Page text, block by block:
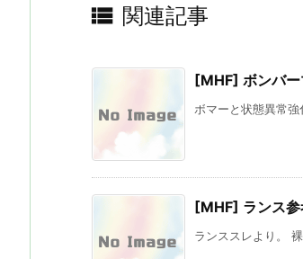
 関連記事
[MHF] ボンバ
ボマーと状態異常
[MHF] ランス
ランススレより。